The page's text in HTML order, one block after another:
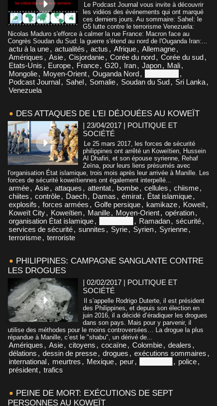
Le Podcast Journal vous invite à découvrir
les vidéos des événements qui ont marqué
ces derniers jours. Au sommaire: Sahel: le
G5 lutte contre le terrorisme Venezuela:
Nicolas Maduro s'efforce à calmer la rue France: Macron face au
Congrès Soudan du Sud: la guerre s'étend au nord de l'Ouganda Iran:...
actu à la une, actualités , actus , Afrique, Allemagne,
Amériques , Asie, Cisjordanie, Corée du nord, Corée du sud,
Etats-Unis , Europe, France, G20, Iran, Japon, Mali,
Mongolie, Moyen-Orient, Ouganda Nord,
,
Podcast Journal, Sahel, Somalie, Soudan du Sud, Sri Lanka,
Venezuela
DES ATTAQUES DE L'EI DÉJOUÉES AU KOWEÏT
| 23/04/2017 | POLITIQUE ET
SOCIÉTÉ
Le 25 mars 2017, les forces de sécurité
philippines ont arrêté un Koweïtien, Hussein
Al Dhafiri, et son épouse syrienne, Rehaf
Zeïna, pour leurs liens présumés avec
l'organisation État islamique, trois mois après leur arrivée à Manille. Les
forces de sécurité koweïtiennes ont également interpellé...
armée, Asie, attaques , attentat, bombe, cellules , chiisme,
chiites , contrôle, Daech, Damas , émirat, État islamique,
explosifs , forces armées , Golfe persique, kamikaze, Koweït,
Koweït City, Koweïtien, Manille, Moyen-Orient, opération,
organisation État islamique, , Ramadan, sécurité,
services de sécurité, sunnites , Syrie, Syrien, Syrienne,
terrorisme, terroriste
PHILIPPINES: CAMPAGNE SANGLANTE CONTRE
LES DROGUES
| 02/02/2017 | POLITIQUE ET
SOCIÉTÉ
Il s’appelle Rodrigo Duterte, il est président
des Philippines, et depuis son élection en
juin 2016, il a décidé d’éradiquer les drogues
dans son pays. Mais pour y parvenir, il
utilise des méthodes pour le moins controversées… La drogue la plus
répandue à Manille, c’est le "shabu", un dérivé de...
Amériques , Asie, citoyens , cocaïne, Colombie, dealers ,
délations , dessin de presse, drogues , exécutions sommaires ,
international, meurtres , Mexique, peur, , police,
président, trafics
PEINE DE MORT: EXÉCUTIONS DE SEPT
PERSONNES AU KOWEÏT